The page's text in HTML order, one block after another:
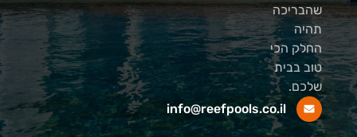
שהבריכה
תהיה
החלק הכי
טוב בבית
שלכם.
info@reefpools.co.il